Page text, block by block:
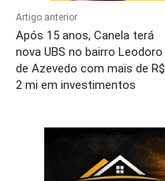
Artigo anterior
Após 15 anos, Canela terá
nova UBS no bairro Leodoro
de Azevedo com mais de R$
2 mi em investimentos